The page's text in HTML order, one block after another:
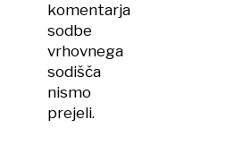
komentarja
sodbe
vrhovnega
sodišča
nismo
prejeli.